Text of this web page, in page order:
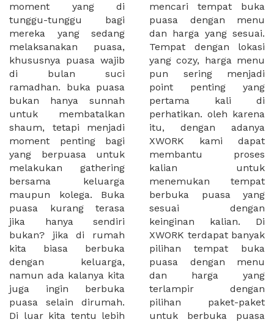
moment yang di
tunggu-tunggu bagi
mereka yang sedang
melaksanakan puasa,
khususnya puasa wajib
di bulan suci
ramadhan. buka puasa
bukan hanya sunnah
untuk membatalkan
shaum, tetapi menjadi
moment penting bagi
yang berpuasa untuk
melakukan gathering
bersama keluarga
maupun kolega. Buka
puasa kurang terasa
jika hanya sendiri
bukan? jika di rumah
kita biasa berbuka
dengan keluarga,
namun ada kalanya kita
juga ingin berbuka
puasa selain dirumah.
Di luar kita tentu lebih
mencari tempat buka
puasa dengan menu
dan harga yang sesuai.
Tempat dengan lokasi
yang cozy, harga menu
pun sering menjadi
point penting yang
pertama kali di
perhatikan. oleh karena
itu, dengan adanya
XWORK kami dapat
membantu proses
kalian untuk
menemukan tempat
berbuka puasa yang
sesuai dengan
keinginan kalian. Di
XWORK terdapat banyak
pilihan tempat buka
puasa dengan menu
dan harga yang
terlampir dengan
pilihan paket-paket
untuk berbuka puasa